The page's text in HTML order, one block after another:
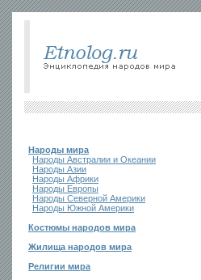
Народы мира
Народы Австралии и Океании
Народы Азии
Народы Африки
Народы Европы
Народы Северной Америки
Народы Южной Америки
Костюмы народов мира
Жилища народов мира
Религии мира